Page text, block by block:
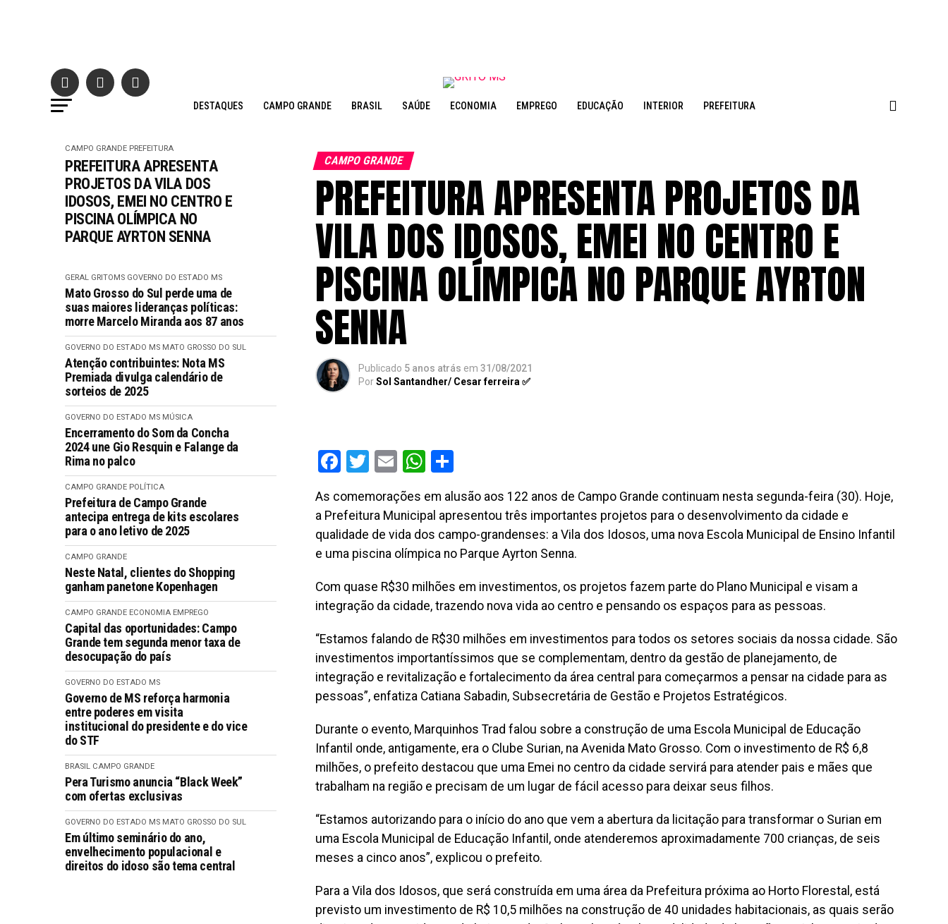
DESTAQUES CAMPO GRANDE BRASIL SAÚDE ECONOMIA EMPREGO EDUCAÇÃO INTERIOR PREFEITURA
CAMPO GRANDE PREFEITURA
PREFEITURA APRESENTA
PROJETOS DA VILA DOS
IDOSOS, EMEI NO CENTRO E
PISCINA OLÍMPICA NO
PARQUE AYRTON SENNA
GERAL GRITOMS GOVERNO DO ESTADO MS
Mato Grosso do Sul perde uma de
suas maiores lideranças políticas:
morre Marcelo Miranda aos 87 anos
GOVERNO DO ESTADO MS MATO GROSSO DO SUL
Atenção contribuintes: Nota MS
Premiada divulga calendário de
sorteios de 2025
GOVERNO DO ESTADO MS MÚSICA
Encerramento do Som da Concha
2024 une Gio Resquin e Falange da
Rima no palco
CAMPO GRANDE POLÍTICA
Prefeitura de Campo Grande
antecipa entrega de kits escolares
para o ano letivo de 2025
CAMPO GRANDE
Neste Natal, clientes do Shopping
ganham panetone Kopenhagen
CAMPO GRANDE ECONOMIA EMPREGO
Capital das oportunidades: Campo
Grande tem segunda menor taxa de
desocupação do país
GOVERNO DO ESTADO MS
Governo de MS reforça harmonia
entre poderes em visita
institucional do presidente e do vice
do STF
BRASIL CAMPO GRANDE
Pera Turismo anuncia “Black Week”
com ofertas exclusivas
GOVERNO DO ESTADO MS MATO GROSSO DO SUL
Em último seminário do ano,
envelhecimento populacional e
direitos do idoso são tema central
CAMPO GRANDE
PREFEITURA APRESENTA PROJETOS DA
VILA DOS IDOSOS, EMEI NO CENTRO E
PISCINA OLÍMPICA NO PARQUE AYRTON
SENNA
Publicado 5 anos atrás em 31/08/2021
PorSol Santandher/ Cesar ferreira ✅
Facebook
Twitter
EmailWhatsApp
As comemorações em alusão aos 122 anos de Campo Grande continuam nesta segunda-feira (30). Hoje,
a Prefeitura Municipal apresentou três importantes projetos para o desenvolvimento da cidade e
qualidade de vida dos campo-grandenses: a Vila dos Idosos, uma nova Escola Municipal de Ensino Infantil
e uma piscina olímpica no Parque Ayrton Senna.
Com quase R$30 milhões em investimentos, os projetos fazem parte do Plano Municipal e visam a
integração da cidade, trazendo nova vida ao centro e pensando os espaços para as pessoas.
“Estamos falando de R$30 milhões em investimentos para todos os setores sociais da nossa cidade. São
investimentos importantíssimos que se complementam, dentro da gestão de planejamento, de
integração e revitalização e fortalecimento da área central para começarmos a pensar na cidade para as
pessoas”, enfatiza Catiana Sabadin, Subsecretária de Gestão e Projetos Estratégicos.
Durante o evento, Marquinhos Trad falou sobre a construção de uma Escola Municipal de Educação
Infantil onde, antigamente, era o Clube Surian, na Avenida Mato Grosso. Com o investimento de R$ 6,8
milhões, o prefeito destacou que uma Emei no centro da cidade servirá para atender pais e mães que
trabalham na região e precisam de um lugar de fácil acesso para deixar seus filhos.
“Estamos autorizando para o início do ano que vem a abertura da licitação para transformar o Surian em
uma Escola Municipal de Educação Infantil, onde atenderemos aproximadamente 700 crianças, de seis
meses a cinco anos”, explicou o prefeito.
Para a Vila dos Idosos, que será construída em uma área da Prefeitura próxima ao Horto Florestal, está
previsto um investimento de R$ 10,5 milhões na construção de 40 unidades habitacionais, as quais serão